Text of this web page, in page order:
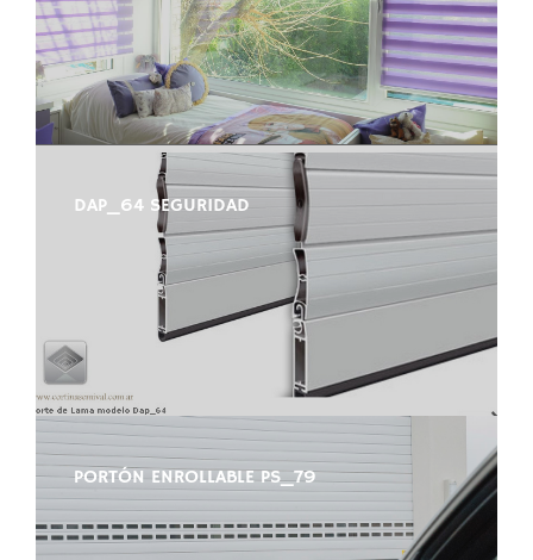
DAP_64 SEGURIDAD
PORTÓN ENROLLABLE PS_79